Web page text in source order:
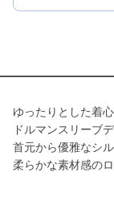
ゆったりとした着
ドルマンスリーブ
首元から優雅なシ
柔らかな素材感の